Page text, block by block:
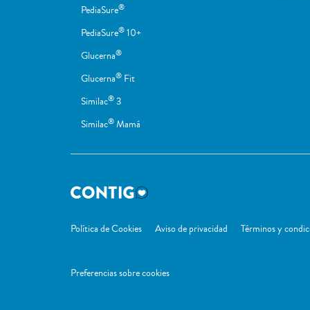
PediaSure®
PediaSure® 10+
Glucerna®
Glucerna® Fit
Similac® 3
Similac® Mamá
Política de Cookies Aviso de privacidad Términos y
Preferencias sobre cookies